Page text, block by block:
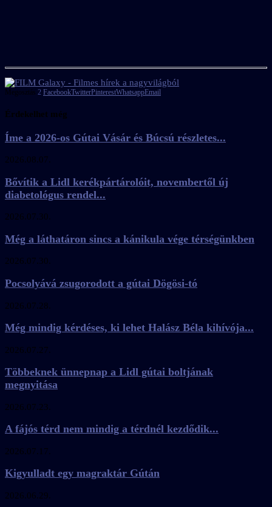
Megosztás 2 FacebookTwitterPinterestWhatsappEmail
Érdekelhet még
Íme a 2026-os Gútai Vásár és Búcsú részletes...
2026.08.07.
Bővítik a Lidl kerékpártárolóit, novembertől új
diabetológus rendel...
2026.07.30.
Még a láthatáron sincs a kánikula vége térségünkben
2026.07.30.
Pocsolyává zsugorodott a gútai Dögösi-tó
2026.07.28.
Még mindig kérdéses, ki lehet Halász Béla kihívója...
2026.07.27.
Többeknek ünnepnap a Lidl gútai boltjának
megnyitása
2026.07.23.
A fájós térd nem mindig a térdnél kezdődik...
2026.07.17.
Kigyulladt egy magraktár Gútán
2026.06.29.